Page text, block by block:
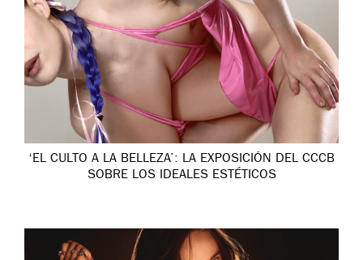
‘EL CULTO A LA BELLEZA’: LA EXPOSICIÓN DEL CCCB
SOBRE LOS IDEALES ESTÉTICOS